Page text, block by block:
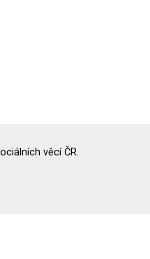
věcí ČR.